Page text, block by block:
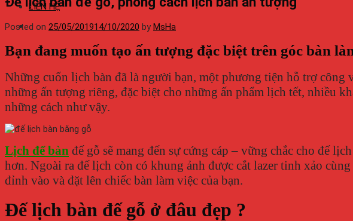
LIÊN HỆ
Posted on 25/05/201914/10/2020 byMsHa
Bạn đang muốn tạo ấn tượng đặc biệt trên góc bàn
Những cuốn lịch bàn đã là người bạn, một phương tiện hỗ trợ
những ấn tượng riêng, đặc biệt cho những ấn phẩm lịch tết, nhiều
những cách như vậy.
Lịch để bàn đế gỗ sẽ mang đến sự cứng cáp – vững chắc cho đế
hơn. Ngoài ra đế lịch còn có khung ảnh được cắt lazer tinh xảo
đỉnh vào và đặt lên chiếc bàn làm việc của bạn.
Đế lịch bàn đế gỗ ở đâu đẹp ?